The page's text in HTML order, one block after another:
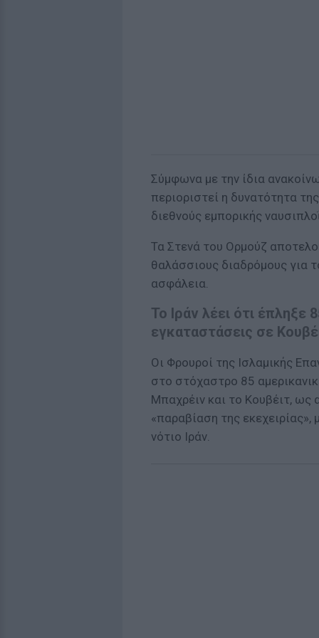
Σύμφωνα με την ίδια
περιοριστεί η δυνατότητα
διεθνούς εμπορικής
Τα Στενά του Ορμούζ
θαλάσσιους διαδρόμους για
ασφάλεια.
Το Ιράν λέει ότι έπληξε
εγκαταστάσεις σε
Οι Φρουροί της Ισλαμικής
στο στόχαστρο 85
Μπαχρέιν και το Κουβέιτ,
«παραβίαση της
νότιο Ιράν.